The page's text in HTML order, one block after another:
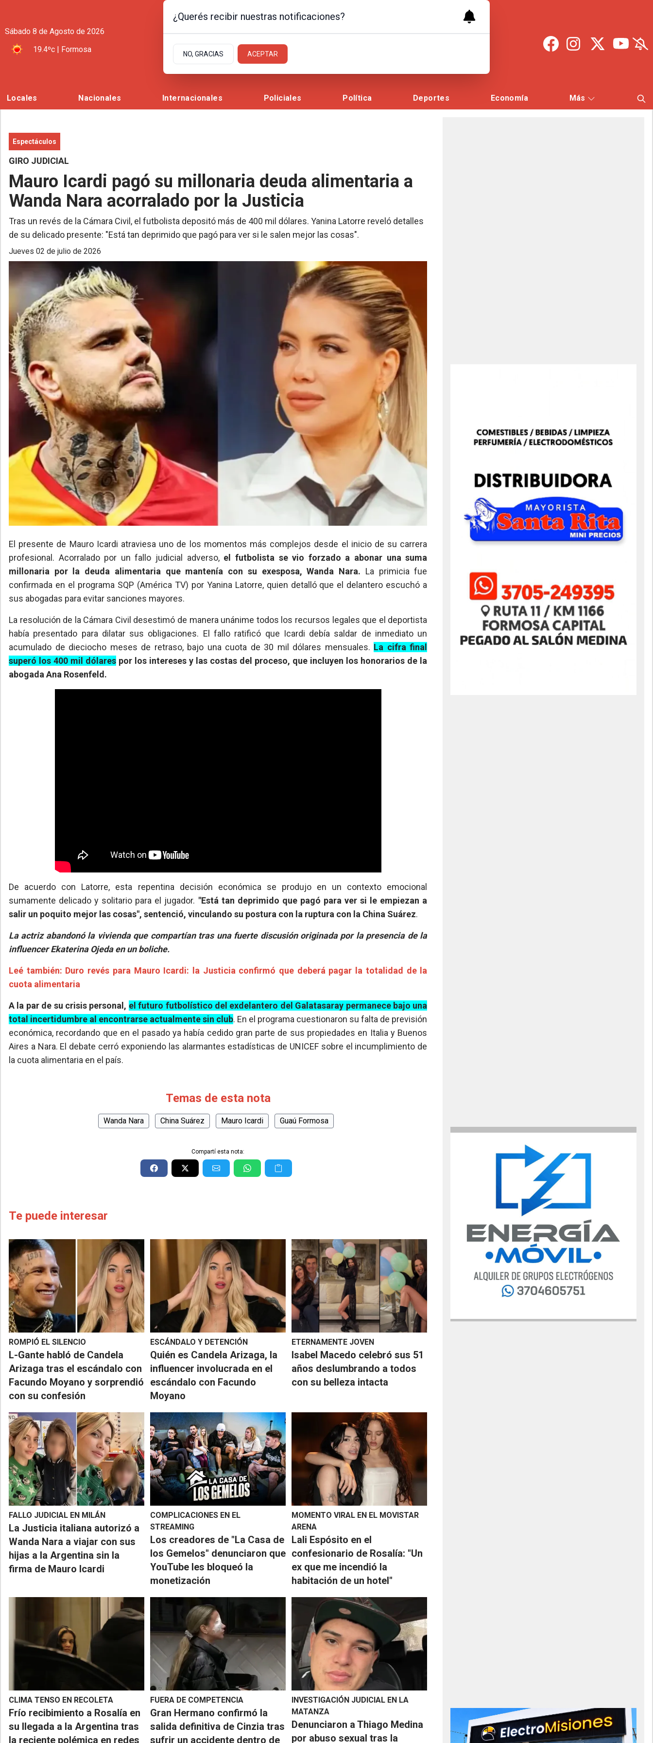
Sábado 8 de Agosto de 2026
19.4ºc | Formosa
Locales Nacionales Internacionales Policiales Política Deportes Economía Más
Espectáculos
GIRO JUDICIAL
Mauro Icardi pagó su millonaria deuda alimentaria a
Wanda Nara acorralado por la Justicia
Tras un revés de la Cámara Civil, el futbolista depositó más de 400 mil dólares. Yanina Latorre reveló detalles
de su delicado presente: "Está tan deprimido que pagó para ver si le salen mejor las cosas".
jueves 02 de julio de 2026
El presente de Mauro Icardi atraviesa uno de los momentos más complejos desde el inicio de su carrera
profesional. Acorralado por un fallo judicial adverso,el futbolista se vio forzado a abonar una suma
millonaria por la deuda alimentaria que mantenía con su exesposa, Wanda Nara. La primicia fue
confirmada en el programa SQP (América TV) por Yanina Latorre, quien detalló que el delantero escuchó a
sus abogadas para evitar sanciones mayores.
La resolución de la Cámara Civil desestimó de manera unánime todos los recursos legales que el deportista
había presentado para dilatar sus obligaciones. El fallo ratificó que Icardi debía saldar de inmediato un
acumulado de dieciocho meses de retraso, bajo una cuota de 30 mil dólares mensuales. La cifra final
superó los 400 mil dólares por los intereses y las costas del proceso, que incluyen los honorarios de la
abogada Ana Rosenfeld.
De acuerdo con Latorre, esta repentina decisión económica se produjo en un contexto emocional
sumamente delicado y solitario para el jugador. "Está tan deprimido que pagó para ver si le empiezan a
salir un poquito mejor las cosas", sentenció, vinculando su postura con la ruptura con la China Suárez.
La actriz abandonó la vivienda que compartían tras una fuerte discusión originada por la presencia de la
influencer Ekaterina Ojeda en un boliche.
Leé también: Duro revés para Mauro Icardi: la Justicia confirmó que deberá pagar la totalidad de la
cuota alimentaria
A la par de su crisis personal, el futuro futbolístico del exdelantero del Galatasaray permanece bajo una
total incertidumbre al encontrarse actualmente sin club. En el programa cuestionaron su falta de previsión
económica, recordando que en el pasado ya había cedido gran parte de sus propiedades en Italia y Buenos
Aires a Nara. El debate cerró exponiendo las alarmantes estadísticas de UNICEF sobre el incumplimiento de
la cuota alimentaria en el país.
Temas de esta nota
Wanda Nara China Suárez Mauro Icardi Guaú Formosa
Compartí esta nota:
Te puede interesar
ROMPIÓ EL SILENCIO
L-Gante habló de Candela
Arizaga tras el escándalo con
Facundo Moyano y sorprendió
con su confesión
ESCÁNDALO Y DETENCIÓN
Quién es Candela Arizaga, la
influencer involucrada en el
escándalo con Facundo
Moyano
ETERNAMENTE JOVEN
​Isabel Macedo celebró sus 51
años deslumbrando a todos
con su belleza intacta
FALLO JUDICIAL EN MILÁN
La Justicia italiana autorizó a
Wanda Nara a viajar con sus
hijas a la Argentina sin la
firma de Mauro Icardi
COMPLICACIONES EN EL
STREAMING
​Los creadores de "La Casa de
los Gemelos" denunciaron que
YouTube les bloqueó la
monetización
MOMENTO VIRAL EN EL MOVISTAR
ARENA
Lali Espósito en el
confesionario de Rosalía: "Un
ex que me incendió la
habitación de un hotel"
CLIMA TENSO EN RECOLETA
Frío recibimiento a Rosalía en
su llegada a la Argentina tras
la reciente polémica en redes
FUERA DE COMPETENCIA
​Gran Hermano confirmó la
salida definitiva de Cinzia tras
sufrir un accidente dentro de
INVESTIGACIÓN JUDICIAL EN LA
MATANZA
Denunciaron a Thiago Medina
por abuso sexual tras la
¿Querés recibir nuestras notificaciones?
NO, GRACIAS ACEPTAR